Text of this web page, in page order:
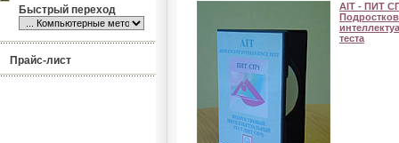
Быстрый переход
Прайс-лист
АIT - ПИТ
теста